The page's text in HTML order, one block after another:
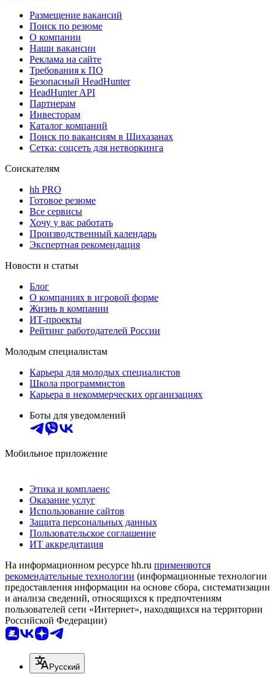
Размещение вакансий
Поиск по резюме
О компании
Наши вакансии
Реклама на сайте
Требования к ПО
Безопасный HeadHunter
HeadHunter API
Партнерам
Инвесторам
Каталог компаний
Поиск по вакансиям в Шихазанах
Сетка: соцсеть для нетворкинга
Соискателям
hh PRO
Готовое резюме
Все сервисы
Хочу у вас работать
Производственный календарь
Экспертная рекомендация
Новости и статьи
Блог
О компаниях в игровой форме
Жизнь в компании
ИТ-проекты
Рейтинг работодателей России
Молодым специалистам
Карьера для молодых специалистов
Школа программистов
Карьера в некоммерческих организациях
Боты для уведомлений
Мобильное приложение
Этика и комплаенс
Оказание услуг
Использование сайтов
Защита персональных данных
Пользовательское соглашение
ИТ аккредитация
На информационном ресурсе hh.ru применяются
рекомендательные технологии (информационные технологии
предоставления информации на основе сбора, систематизации
и анализа сведений, относящихся к предпочтениям
пользователей сети «Интернет», находящихся на территории
Российской Федерации)
Русский